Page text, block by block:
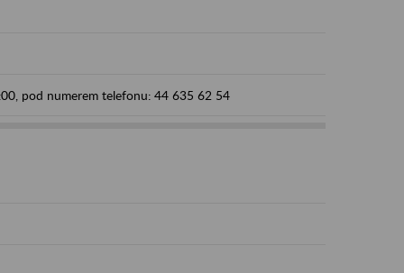
pod numerem telefonu: 44 635 62 54